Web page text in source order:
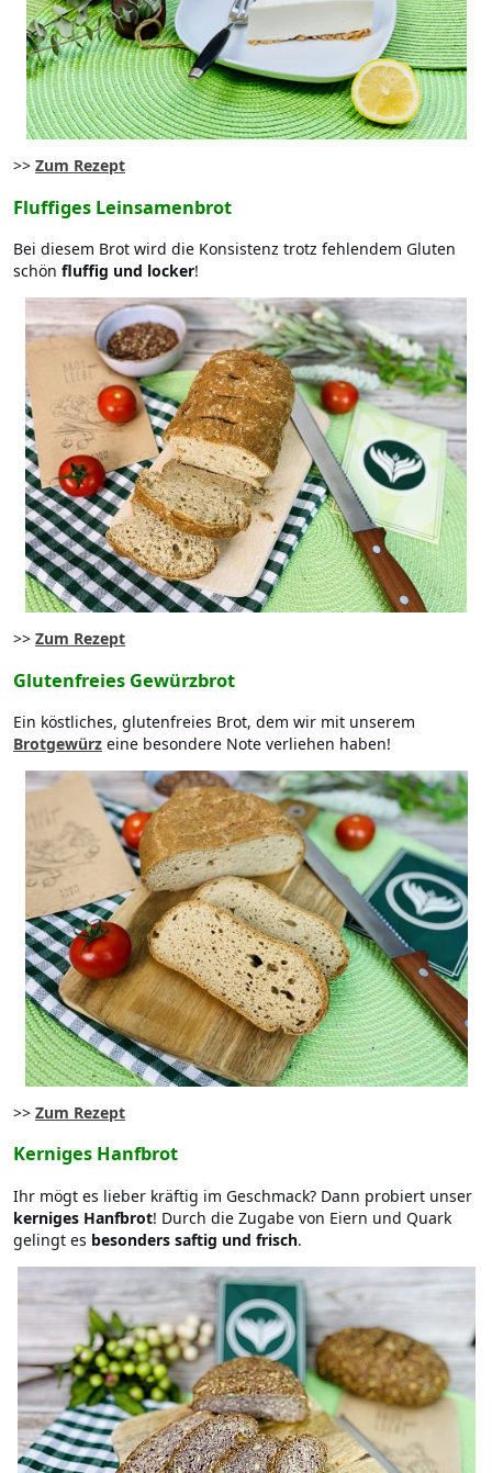
>> Zum Rezept
Fluffiges Leinsamenbrot
Bei diesem Brot wird die Konsistenz trotz fehlendem Gluten
schön fluffig und locker!
>> Zum Rezept
Glutenfreies Gewürzbrot
Ein köstliches, glutenfreies Brot, dem wir mit unserem
Brotgewürz eine besondere Note verliehen haben!
>> Zum Rezept
Kerniges Hanfbrot
Ihr mögt es lieber kräftig im Geschmack? Dann probiert unser
kerniges Hanfbrot! Durch die Zugabe von Eiern und Quark
gelingt es besonders saftig und frisch.